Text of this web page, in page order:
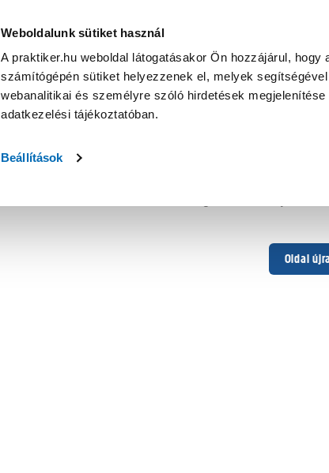
Weboldalunk sütiket használ
A praktiker.hu weboldal látogatásakor Ön hozzájárul,
számítógépén sütiket helyezzenek el, melyek
webanalitikai és személyre szóló hirdetések
adatkezelési tájékoztatóban.
Beállítások
Oldal